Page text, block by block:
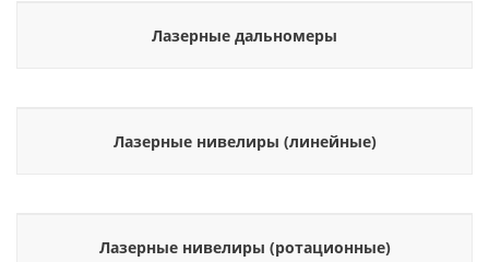
Лазерные дальномеры
Лазерные нивелиры (линейные)
Лазерные нивелиры (ротационные)